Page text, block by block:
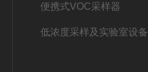
便携式VOC采样器
低浓度采样及实验室设备